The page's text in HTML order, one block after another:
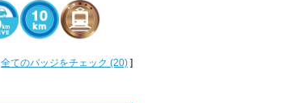
全てのバッジをチェック (20) ]